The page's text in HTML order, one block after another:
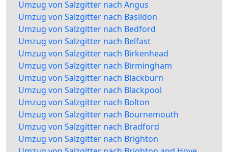
Umzug von Salzgitter nach Angus
Umzug von Salzgitter nach Basildon
Umzug von Salzgitter nach Bedford
Umzug von Salzgitter nach Belfast
Umzug von Salzgitter nach Birkenhead
Umzug von Salzgitter nach Birmingham
Umzug von Salzgitter nach Blackburn
Umzug von Salzgitter nach Blackpool
Umzug von Salzgitter nach Bolton
Umzug von Salzgitter nach Bournemouth
Umzug von Salzgitter nach Bradford
Umzug von Salzgitter nach Brighton